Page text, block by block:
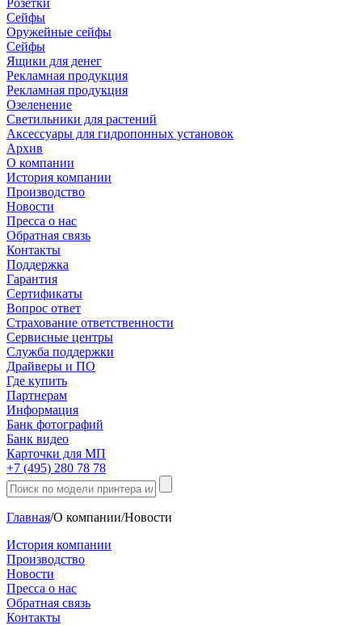
Розетки
Сейфы
Оружейные сейфы
Сейфы
Ящики для денег
Рекламная продукция
Рекламная продукция
Озеленение
Светильники для растений
Аксессуары для гидропонных установок
Архив
О компании
История компании
Производство
Новости
Пресса о нас
Обратная связь
Контакты
Поддержка
Гарантия
Сертификаты
Вопрос ответ
Страхование ответственности
Сервисные центры
Служба поддержки
Драйверы и ПО
Где купить
Партнерам
Информация
Банк фотографий
Банк видео
Карточки для МП
+7 (495) 280 78 78
Главная/О компании/Новости
История компании
Производство
Новости
Пресса о нас
Обратная связь
Контакты